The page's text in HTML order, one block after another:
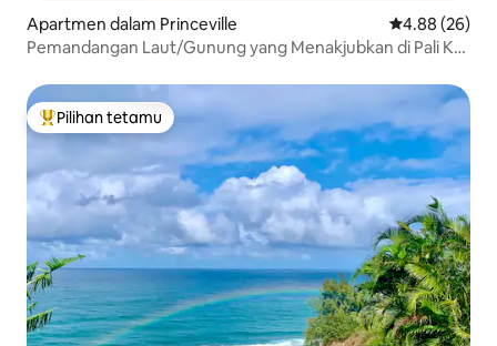
Apartmen dalam Princeville Penarafan
4.88 (26)
Pemandangan Laut/Gunung yang Menakjubkan di Pali Ke
Pilihan utama tetamu
Pilihan tetamu